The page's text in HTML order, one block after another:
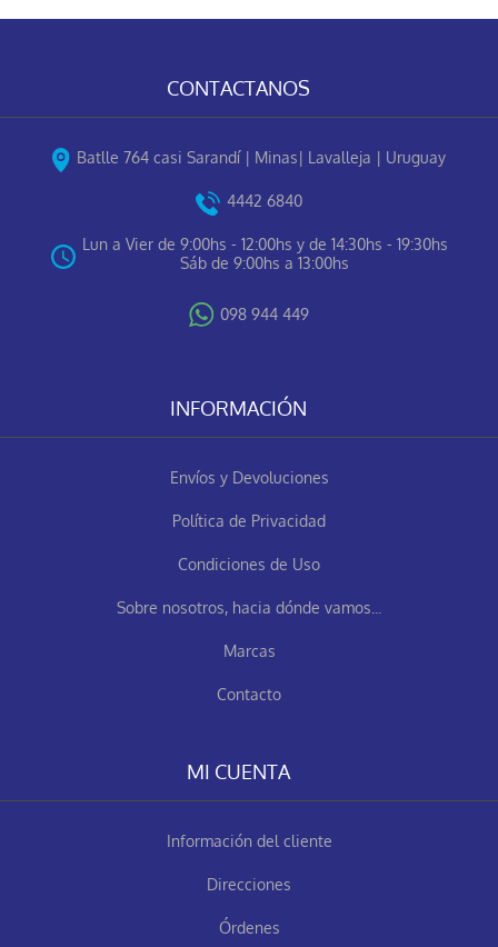
CONTACTANOS
Batlle 764 casi Sarandí | Minas| Lavalleja | Uruguay
4442 6840
Lun a Vier de 9:00hs - 12:00hs y de 14:30hs - 19:30hs
Sáb de 9:00hs a 13:00hs
098 944 449
INFORMACIÓN
Envíos y Devoluciones
Política de Privacidad
Condiciones de Uso
Sobre nosotros, hacia dónde vamos...
Marcas
Contacto
MI CUENTA
Información del cliente
Direcciones
Órdenes